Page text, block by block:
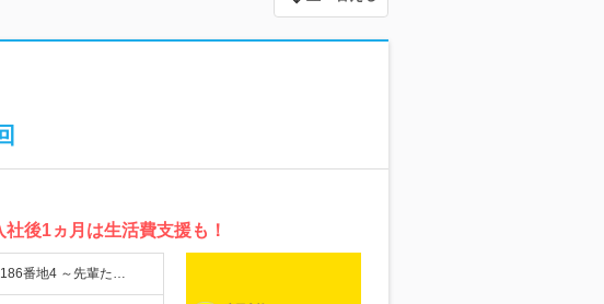
後1ヵ月は生活費支援も！
186番地4 ～先輩た…